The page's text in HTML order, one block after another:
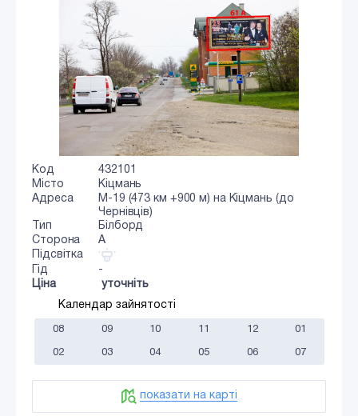
Код
432101
Місто
Кіцмань
Адреса
М-19 (473 км +900 м) на Кіцмань (до
Чернівців)
Тип
Білборд
Сторона
A
Підсвітка
Гід
-
Ціна
уточніть
Календар зайнятості
08 09 10 11 12 01
02 03 04 05 06 07
показати на карті